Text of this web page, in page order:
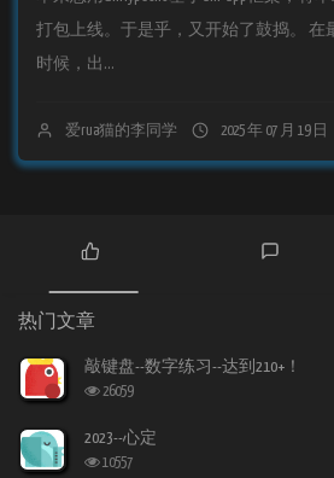
打包上线。于是乎，又开始了鼓捣。 在
时候，出...
爱rua猫的李同学 2025 年 07 月 19 日
门
章
热门文章
敲键盘--数字练习--达到210+！
浏
次
数:
26059
2023--心定
浏
10557